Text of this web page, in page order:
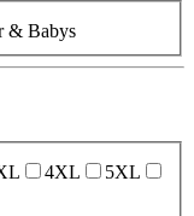
& Babys
4XL
5XL